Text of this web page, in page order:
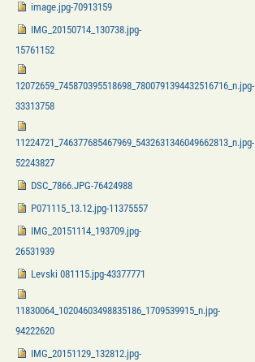
image.jpg-70913159
IMG_20150714_130738.jpg-
15761152
12072659_745870395518698_7800791394432516716_n.jpg-
33313758
11224721_746377685467969_5432631346049662813_n.jpg-
52243827
DSC_7866.JPG-76424988
P071115_13.12.jpg-11375557
IMG_20151114_193709.jpg-
26531939
Levski 081115.jpg-43377771
11830064_10204603498835186_1709539915_n.jpg-
94222620
IMG_20151129_132812.jpg-